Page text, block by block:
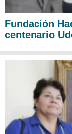
Fundación
centenario